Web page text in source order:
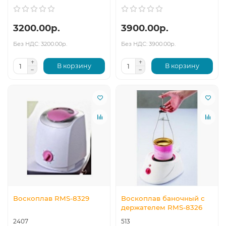
3200.00р.
Без НДС: 3200.00р.
В корзину
3900.00р.
Без НДС: 3900.00р.
В корзину
Воскоплав RMS-8329
2407
Воскоплав баночный с
держателем RMS-8326
513